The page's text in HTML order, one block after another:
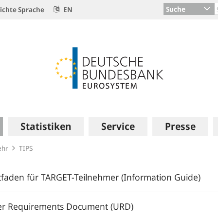
Sprache EN Suche
Statistiken Service Presse
TIPS
für TARGET-Teilnehmer (Information Guide)
Requirements Document (URD)